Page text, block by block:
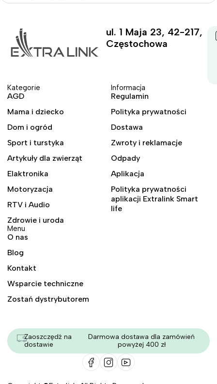
ul. 1 Maja 23, 42-217,
Częstochowa
Kategorie
AGD
Mama i dziecko
Dom i ogród
Sport i turstyka
Artykuły dla zwierząt
Elaktronika
Motoryzacja
RTV i Audio
Zdrowie i uroda
Informacja
Regulamin
Polityka prywatności
Dostawa
Zwroty i reklamacje
Odpady
Aplikacja
Polityka prywatności
aplikacji Extralink Smart
life
Menu
O nas
Blog
Kontakt
Wsparcie techniczne
Zostań dystrybutorem
Zaoszczędź na
dostawie
Darmowa dostawa dla zamówień
powyżej 400 zł